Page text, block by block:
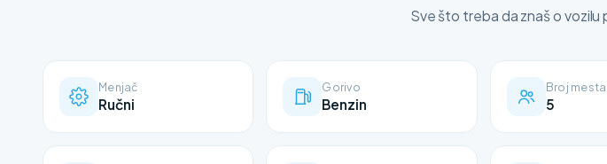
Sve što treba da znaš o
Menjač
Ručni
Gorivo
Benzin
Broj mesta
5